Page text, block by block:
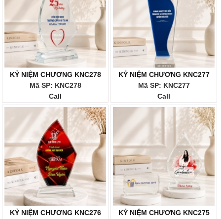
KỶ NIỆM CHƯƠNG KNC278
Mã SP: KNC278
Call
KỶ NIỆM CHƯƠNG KNC277
Mã SP: KNC277
Call
KỶ NIỆM CHƯƠNG KNC276
KỶ NIỆM CHƯƠNG KNC275